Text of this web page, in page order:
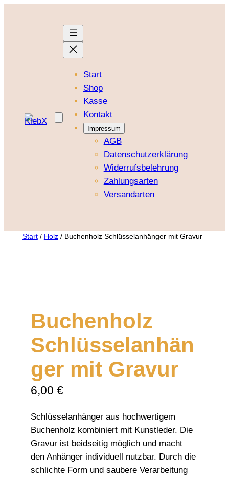
Start
Shop
Kasse
Kontakt
Impressum
AGB
Datenschutzerklärung
Widerrufsbelehrung
Zahlungsarten
Versandarten
Start/ Holz/ Buchenholz Schlüsselanhänger mit Gravur
Buchenholz
Schlüsselanhän
ger mit Gravur
6,00 €
Schlüsselanhänger aus hochwertigem
Buchenholz kombiniert mit Kunstleder. Die
Gravur ist beidseitig möglich und macht
den Anhänger individuell nutzbar. Durch die
schlichte Form und saubere Verarbeitung